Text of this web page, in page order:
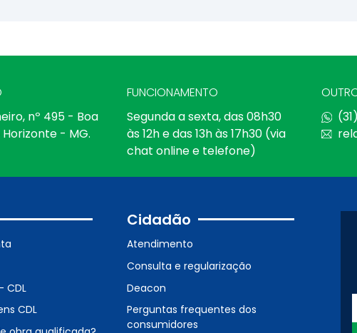
nº 495 - Boa
- MG.
FUNCIONAMENTO
Segunda a sexta, das 08h30
às 12h e das 13h às 17h30 (via
chat online e telefone)
CDL
CDL
Cidadão
Atendimento
Consulta e regularização
Deacon
Perguntas frequentes dos
consumidores